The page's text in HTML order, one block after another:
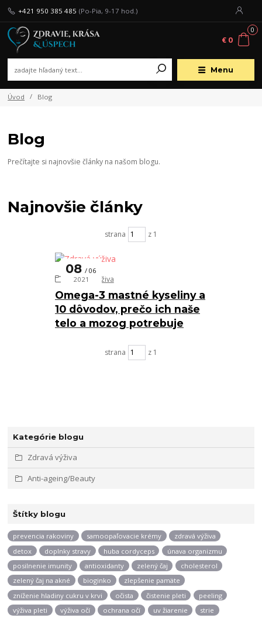
Menu
+421 950 385 485 (Po-Pia, 9-17 hod.)
0
€ 0
Úvod Blog
Kategórie blogu
Zdravá výživa
Anti-ageing/Beauty
Štítky blogu
prevencia rakoviny samoopaľovacie krémy
zdravá výživa
detox
doplnky stravy huba cordyceps
únava organizmu
posilnenie imunity
antioxidanty zelený čaj
cholesterol
zelený čaj na akné
bioginko
zlepšenie pamäte
zníženie hladiny cukru v krvi
očista čistenie pleti
peeling
výživa pleti
výživa očí ochrana očí uv žiarenie
strie
Blog
Prečítajte si najnovšie články na našom blogu.
Najnovšie články
strana z 1
Omega-3 mastné kyseliny a
10 dôvodov, prečo ich naše
telo a mozog potrebuje
08
06
2021
Zdravá výživa
strana z 1